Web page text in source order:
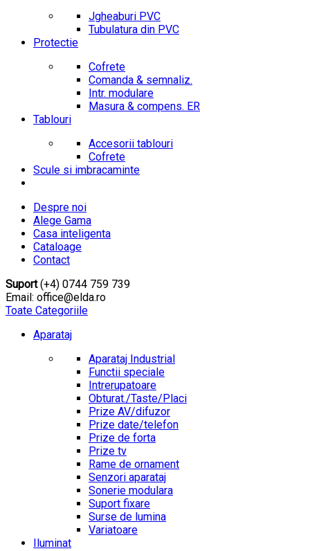
Jgheaburi PVC
Tubulatura din PVC
Protectie
Cofrete
Comanda & semnaliz.
Intr. modulare
Masura & compens. ER
Tablouri
Accesorii tablouri
Cofrete
Scule si imbracaminte
Despre noi
Alege Gama
Casa inteligenta
Cataloage
Contact
Suport(+4) 0744 759 739
Email: office@elda.ro
Toate Categoriile
Aparataj
Aparataj Industrial
Functii speciale
Intrerupatoare
Obturat./Taste/Placi
Prize AV/difuzor
Prize date/telefon
Prize de forta
Prize tv
Rame de ornament
Senzori aparataj
Sonerie modulara
Suport fixare
Surse de lumina
Variatoare
Iluminat